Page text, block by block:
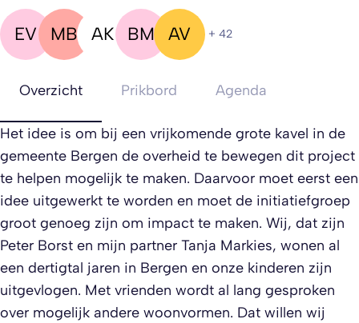
EV MB AK BM AV + 42
Overzicht Prikbord Agenda
Het idee is om bij een vrijkomende grote kavel in de
gemeente Bergen de overheid te bewegen dit project
te helpen mogelijk te maken. Daarvoor moet eerst een
idee uitgewerkt te worden en moet de initiatiefgroep
groot genoeg zijn om impact te maken. Wij, dat zijn
Peter Borst en mijn partner Tanja Markies, wonen al
een dertigtal jaren in Bergen en onze kinderen zijn
uitgevlogen. Met vrienden wordt al lang gesproken
over mogelijk andere woonvormen. Dat willen wij